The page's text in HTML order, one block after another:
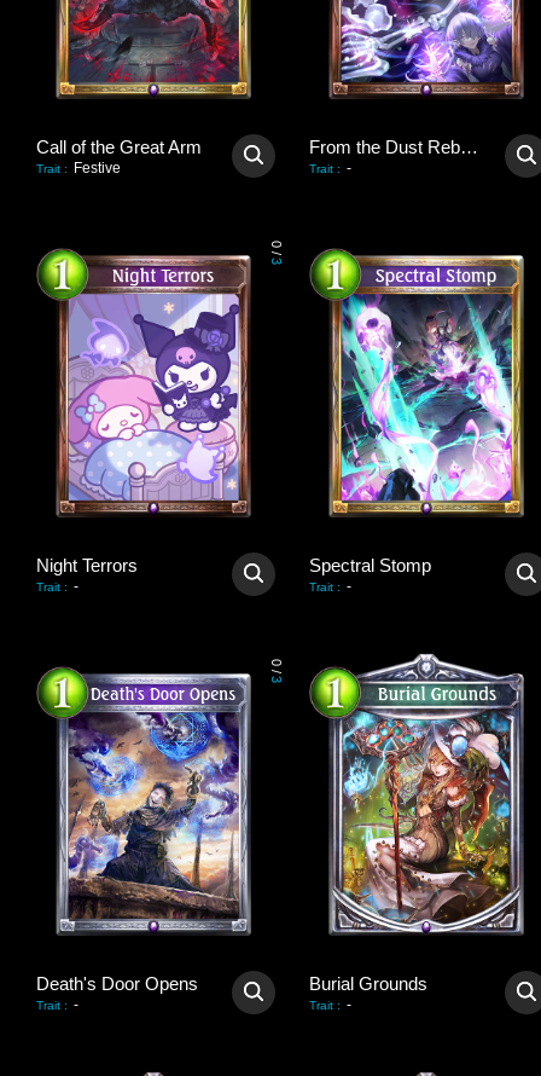
Call of the Great Arm
Trait : Festive
From the Dust Reborn
Trait : -
0
/
3
Night Terrors
Trait : -
Spectral Stomp
Trait : -
0
/
3
Death's Door Opens
Trait : -
Burial Grounds
Trait : -